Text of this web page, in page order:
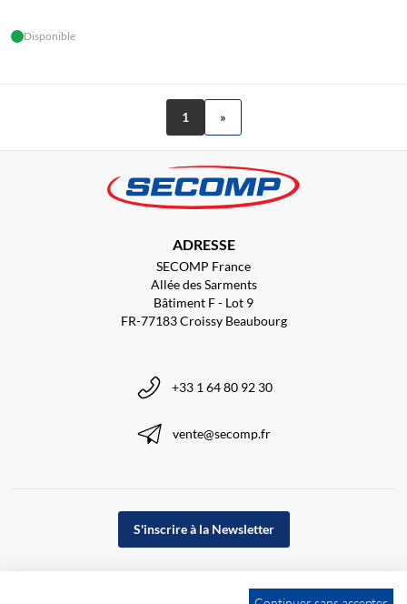
Disponible
1 »
ADRESSE
SECOMP France
Allée des Sarments
Bâtiment F - Lot 9
FR-77183 Croissy Beaubourg
+33 1 64 80 92 30
vente@secomp.fr
S'inscrire à la Newsletter